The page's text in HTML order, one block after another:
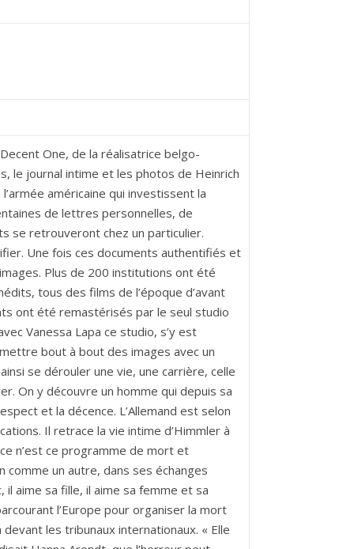
One, de la réalisatrice belgo-
le journal intime et les photos de Heinrich
américaine qui investissent la
de lettres personnelles, de
se retrouveront chez un particulier.
Une fois ces documents authentifiés et
Plus de 200 institutions ont été
tous des films de l’époque d’avant
ont été remastérisés par le seul studio
Vanessa Lapa ce studio, s’y est
bout à bout des images avec un
se dérouler une vie, une carrière, celle
On y découvre un homme qui depuis sa
et la décence. L’Allemand est selon
Il retrace la vie intime d’Himmler à
n’est ce programme de mort et
comme un autre, dans ses échanges
il aime sa fille, il aime sa femme et sa
l’Europe pour organiser la mort
les tribunaux internationaux. « Elle